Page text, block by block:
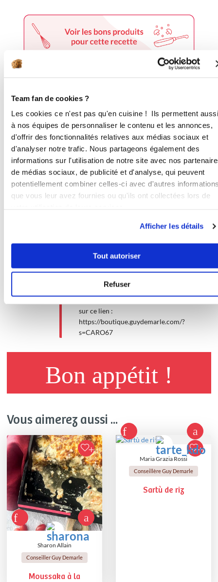
Team fan de cookies ?
Les cookies ce n'est pas qu'en cuisine ! Ils permettent aussi
à nos équipes de personnaliser le contenu et les annonces,
d'offrir des fonctionnalités relatives aux médias sociaux et
d'analyser notre trafic. Nous partageons également des
informations sur l'utilisation de notre site avec nos
de médias sociaux, de publicité et d'analyse, qui peuvent
potentiellement combiner celles-ci avec d'autres
que vous leur avez fournies ou qu'ils ont collectées lors de
Afficher les détails
Tout autoriser
Refuser
2 étapes
1
👩‍🍳 PRÉPARATION • Préchauffer le
four à 180°C • Hacher l’oignon et le
faire revenir dans de l’huile, ajouter la
viande et les épices selon vos goûts,
ajouter la sauce tomates • Mettre 6
• Alterner avec la viande et la
• Terminer avec la sauce et la
râpé • Enfourner pour 35 minutes
environ CUISSON 35 min à 180°C
boutique ⁉️ - Je vous offre 5€ de
sur ce lien :
https://boutique.guydemarle.com/?
s=CARO67
Bon appétit !
Vous aimerez aussi ...
Sharon Allain
Conseiller Guy Demarle
Moussaka à la
Maria Grazia Rossi
Conseillère Guy Demarle
Sartù de riz